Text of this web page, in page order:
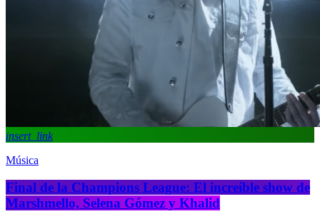
insert_link
Música
Final de la Champions League: El increíble show de
Marshmello, Selena Gómez y Khalid